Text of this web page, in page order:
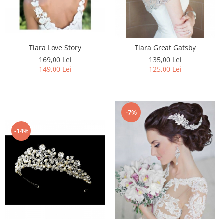
Tiara Love Story
169,00 Lei
149,00 Lei
Tiara Great Gatsby
135,00 Lei
125,00 Lei
-14%
-7%